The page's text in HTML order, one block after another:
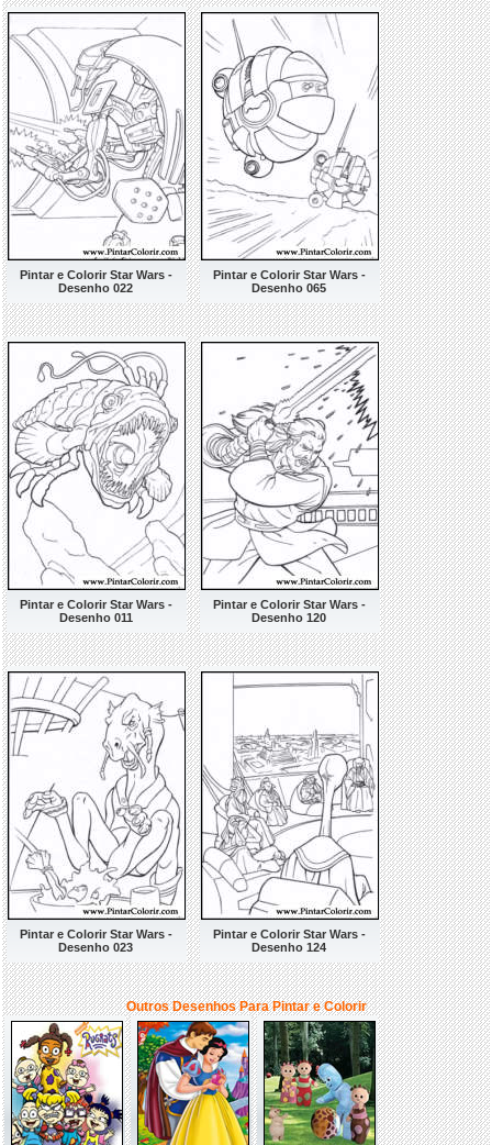
Pintar e Colorir Star Wars -
Desenho 022
Pintar e Colorir Star Wars -
Desenho 065
Pintar e Colorir Star Wars -
Desenho 011
Pintar e Colorir Star Wars -
Desenho 120
Pintar e Colorir Star Wars -
Desenho 023
Pintar e Colorir Star Wars -
Desenho 124
Outros Desenhos Para Pintar e Colorir